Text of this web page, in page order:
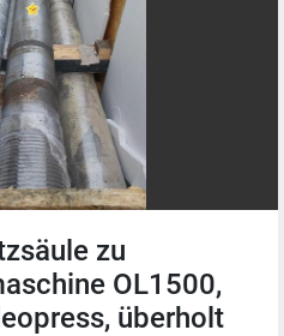
Bundbüchse -
D
Oleopress, neu